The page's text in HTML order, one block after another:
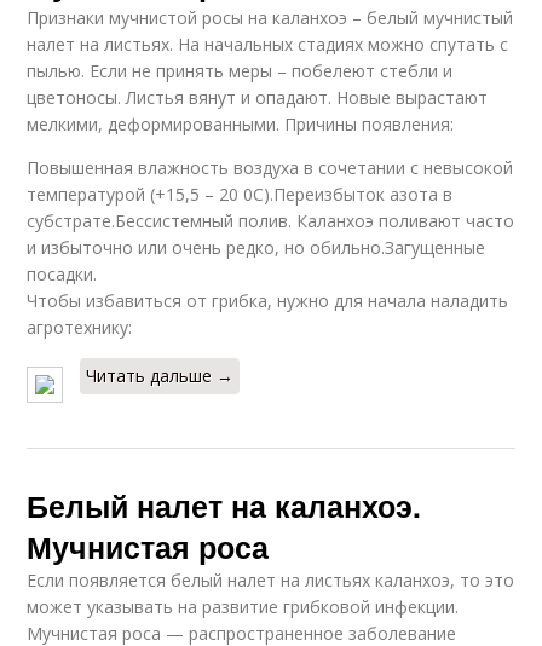
Признаки мучнистой росы на каланхоэ – белый мучнистый
налет на листьях. На начальных стадиях можно спутать с
пылью. Если не принять меры – побелеют стебли и
цветоносы. Листья вянут и опадают. Новые вырастают
мелкими, деформированными. Причины появления:
Повышенная влажность воздуха в сочетании с невысокой
температурой (+15,5 – 20 0С).Переизбыток азота в
субстрате.Бессистемный полив. Каланхоэ поливают часто
и избыточно или очень редко, но обильно.Загущенные
посадки.
Чтобы избавиться от грибка, нужно для начала наладить
агротехнику:
Читать дальше →
Белый налет на каланхоэ.
Мучнистая роса
Если появляется белый налет на листьях каланхоэ, то это
может указывать на развитие грибковой инфекции.
Мучнистая роса — распространенное заболевание